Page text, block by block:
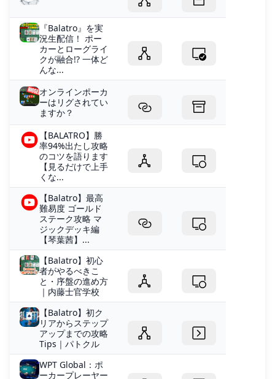
『Balatro』を実
況生配信！ ポー
カーとローグライ
クが融合!? 一体ど
んな...
オンラインポーカ
ーはリグされてい
ますか？
【BALATRO】勝
率94%出たし攻略
のコツを語ります
【見るだけで上手
くな...
【Balatro】最高
難易度 ゴールド
ステーク攻略 マ
ジックデッキ編
【琴葉茜】...
【Balatro】初心
者がやるべきこ
と・序盤の進め方
｜内藤士官学校
【Balatro】初ク
リアからステップ
アップまでの攻略
Tips｜パトクル
WPT Global：ポ
ーカープレーヤー